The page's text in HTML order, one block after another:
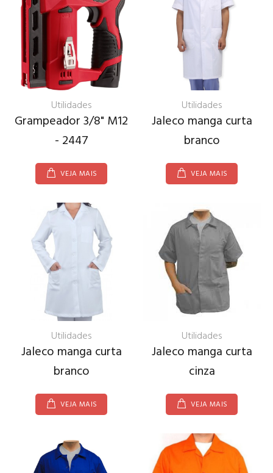
Utilidades
Grampeador 3/8" M12
- 2447
VEJA MAIS
Utilidades
Jaleco manga curta
branco
VEJA MAIS
Utilidades
Jaleco manga curta
branco
VEJA MAIS
Utilidades
Jaleco manga curta
cinza
VEJA MAIS